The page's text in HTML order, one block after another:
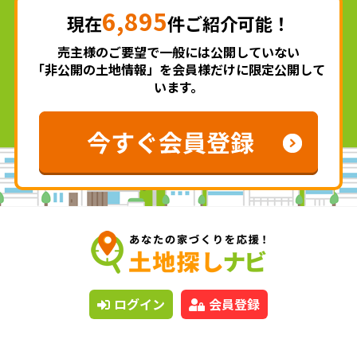
現在6,895件ご紹介可能！
売主様のご要望で一般には公開していない
「非公開の土地情報」を会員様だけに限定公開して
います。
ログイン 会員登録